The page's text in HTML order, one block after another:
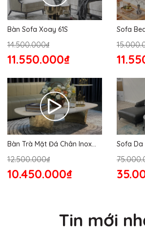
Bàn Sofa Xoay 61S
14.500.000₫
11.550.000₫
Sofa
Bàn Trà Mặt Đá Chân Inox
12.500.000₫
10.450.000₫
Sofa Da
Tin mới